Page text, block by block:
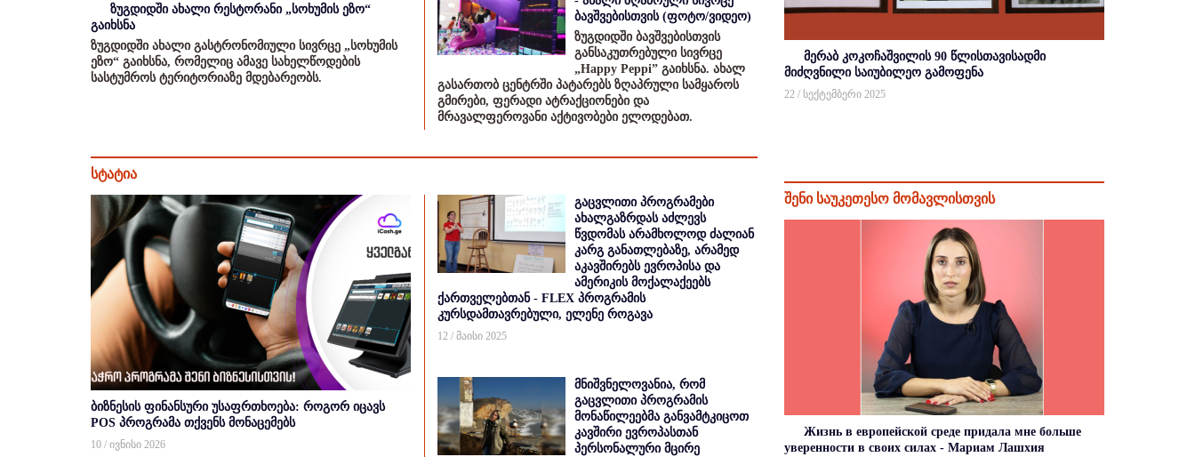
ზუგდიდში ახალი რესტორანი „სოხუმის ეზო“
გაიხსნა
ზუგდიდში ახალი გასტრონომიული სივრცე „სოხუმის
ეზო“ გაიხსნა, რომელიც ამავე სახელწოდების
სასტუმროს ტერიტორიაზე მდებარეობს.
ბავშვებისთვის (ფოტო/ვიდეო)
ზუგდიდში ბავშვებისთვის
განსაკუთრებული სივრცე
„Happy Peppi” გაიხსნა. ახალ
გასართობ ცენტრში პატარებს ზღაპრული სამყაროს
გმირები, ფერადი ატრაქციონები და
მრავალფეროვანი აქტივობები ელოდებათ.
სტატია
ბიზნესის ფინანსური უსაფრთხოება: როგორ იცავს
POS პროგრამა თქვენს მონაცემებს
10 / ივნისი 2026
გაცვლითი პროგრამები
ახალგაზრდას აძლევს
წვდომას არამხოლოდ ძალიან
კარგ განათლებაზე, არამედ
აკავშირებს ევროპისა და
ამერიკის მოქალაქეებს
ქართველებთან - FLEX პროგრამის
კურსდამთავრებული, ელენე როგავა
12 / მაისი 2025
მნიშვნელოვანია, რომ
გაცვლითი პროგრამის
მონაწილეებმა განვამტკიცოთ
კავშირი ევროპასთან
პერსონალური მცირე
მერაბ კოკოჩაშვილის 90 წლისთავისადმი
მიძღვნილი საიუბილეო გამოფენა
22 / სექტემბერი 2025
შენი საუკეთესო მომავლისთვის
Жизнь в европейской среде придала мне больше
уверенности в своих силах - Мариам Лашхия